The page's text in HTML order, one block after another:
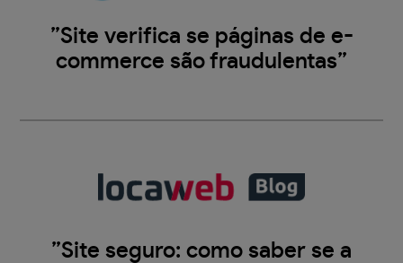
”Site verifica se páginas de e-
commerce são fraudulentas”
”Site seguro: como saber se a